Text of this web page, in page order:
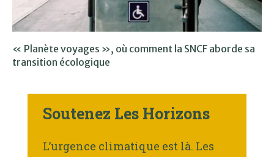
« Planète voyages », où comment la SNCF aborde sa
transition écologique
Soutenez Les Horizons
L’urgence climatique est là. Les